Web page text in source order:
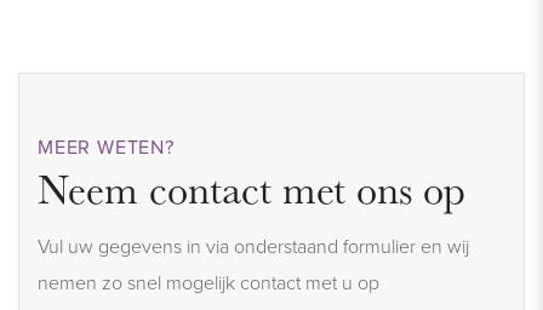
MEER WETEN?
Neem contact met ons op
Vul uw gegevens in via onderstaand formulier en wij
nemen zo snel mogelijk contact met u op